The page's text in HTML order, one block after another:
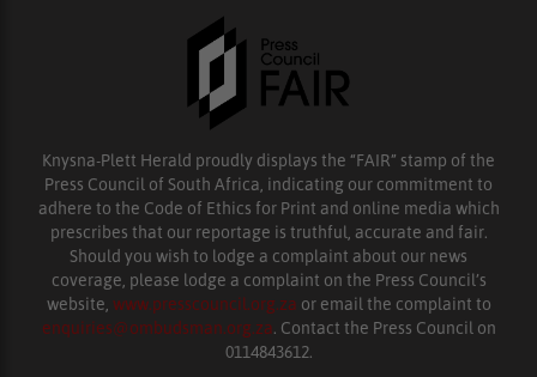
Knysna-Plett Herald proudly displays the “FAIR” stamp of the
Press Council of South Africa, indicating our commitment to
adhere to the Code of Ethics for Print and online media which
prescribes that our reportage is truthful, accurate and fair.
Should you wish to lodge a complaint about our news
coverage, please lodge a complaint on the Press Council’s
website, www.presscouncil.org.za or email the complaint to
enquiries@ombudsman.org.za. Contact the Press Council on
0114843612.